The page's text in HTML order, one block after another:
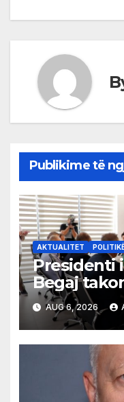
Publikime të
AKTUALITET
Presidenti
Begaj
shqiptare
AUG 6, 2026